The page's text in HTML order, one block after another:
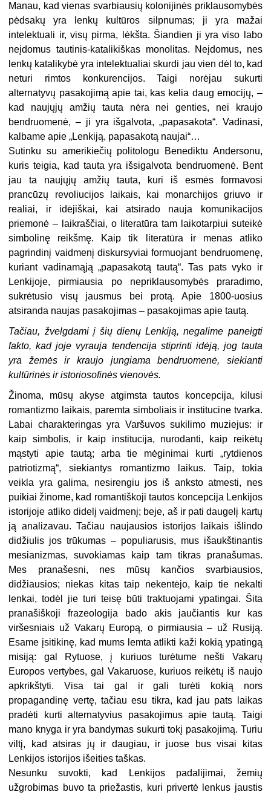
Manau, kad vienas svarbiausių kolonijinės priklausomybės
pėdsakų yra lenkų kultūros silpnumas; ji yra mažai
intelektuali ir, visų pirma, lėkšta. Šiandien ji yra viso labo
neįdomus tautinis-katalikiškas monolitas. Neįdomus, nes
lenkų katalikybė yra intelektualiai skurdi jau vien dėl to, kad
neturi rimtos konkurencijos. Taigi norėjau sukurti
alternatyvų pasakojimą apie tai, kas kelia daug emocijų, –
kad naujųjų amžių tauta nėra nei genties, nei kraujo
bendruomenė, – ji yra išgalvota, „papasakota“. Vadinasi,
kalbame apie „Lenkiją, papasakotą naujai“…
Sutinku su amerikiečių politologu Benediktu Andersonu,
kuris teigia, kad tauta yra išsigalvota bendruomenė. Bent
jau ta naujųjų amžių tauta, kuri iš esmės formavosi
prancūzų revoliucijos laikais, kai monarchijos griuvo ir
realiai, ir idėjiškai, kai atsirado nauja komunikacijos
priemonė – laikraščiai, o literatūra tam laikotarpiui suteikė
simbolinę reikšmę. Kaip tik literatūra ir menas atliko
pagrindinį vaidmenį diskursyviai formuojant bendruomenę,
kuriant vadinamąją „papasakotą tautą“. Tas pats vyko ir
Lenkijoje, pirmiausia po nepriklausomybės praradimo,
sukrėtusio visų jausmus bei protą. Apie 1800-uosius
atsiranda naujas pasakojimas – pasakojimas apie tautą.
Tačiau, žvelgdami į šių dienų Lenkiją, negalime paneigti
fakto, kad joje vyrauja tendencija stiprinti idėją, jog tauta
yra žemės ir kraujo jungiama bendruomenė, siekianti
kultūrinės ir istoriosofinės vienovės.
Žinoma, mūsų akyse atgimsta tautos koncepcija, kilusi
romantizmo laikais, paremta simboliais ir institucine tvarka.
Labai charakteringas yra Varšuvos sukilimo muziejus: ir
kaip simbolis, ir kaip institucija, nurodanti, kaip reikėtų
mąstyti apie tautą; arba tie mėginimai kurti „rytdienos
patriotizmą“, siekiantys romantizmo laikus. Taip, tokia
veikla yra galima, nesirengiu jos iš anksto atmesti, nes
puikiai žinome, kad romantiškoji tautos koncepcija Lenkijos
istorijoje atliko didelį vaidmenį; beje, aš ir pati daugelį kartų
ją analizavau. Tačiau naujausios istorijos laikais išlindo
didžiulis jos trūkumas – populiarusis, mus išaukštinantis
mesianizmas, suvokiamas kaip tam tikras pranašumas.
Mes pranašesni, nes mūsų kančios svarbiausios,
didžiausios; niekas kitas taip nekentėjo, kaip tie nekalti
lenkai, todėl jie turi teisę būti traktuojami ypatingai. Šita
pranašiškoji frazeologija bado akis jaučiantis kur kas
viršesniais už Vakarų Europą, o pirmiausia – už Rusiją.
Esame įsitikinę, kad mums lemta atlikti kaži kokią ypatingą
misiją: gal Rytuose, į kuriuos turėtume nešti Vakarų
Europos vertybes, gal Vakaruose, kuriuos reikėtų iš naujo
apkrikštyti. Visa tai gal ir gali turėti kokią nors
propagandinę vertę, tačiau esu tikra, kad jau pats laikas
pradėti kurti alternatyvius pasakojimus apie tautą. Taigi
mano knyga ir yra bandymas sukurti tokį pasakojimą. Turiu
viltį, kad atsiras jų ir daugiau, ir juose bus visai kitas
Lenkijos istorijos išeities taškas.
Nesunku suvokti, kad Lenkijos padalijimai, žemių
užgrobimas buvo ta priežastis, kuri privertė lenkus jaustis